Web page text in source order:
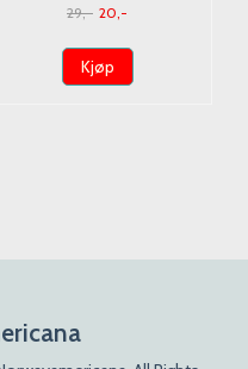
Mint 30g./Dato
29,- 20,-
Kjøp